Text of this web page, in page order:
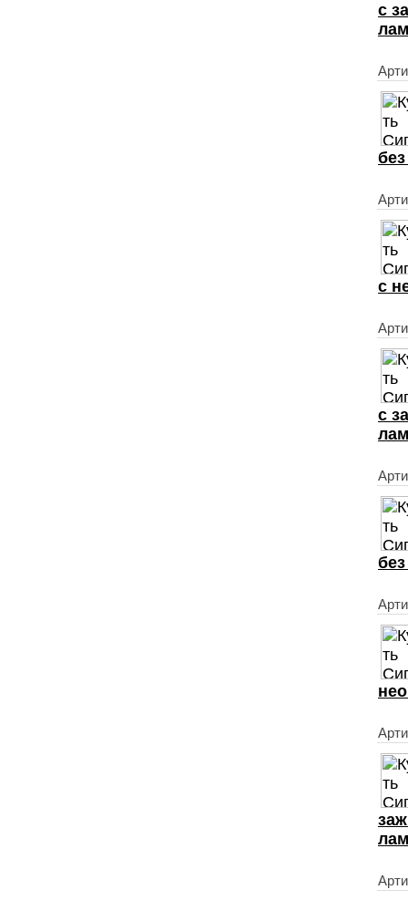
с
с
с